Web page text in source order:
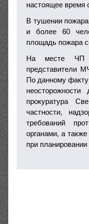
настоящее время
В тушении
и более 60
площадь пожара
На месте ЧП
представители
По данному
прокуратура
частности,
требований
органами, а
при